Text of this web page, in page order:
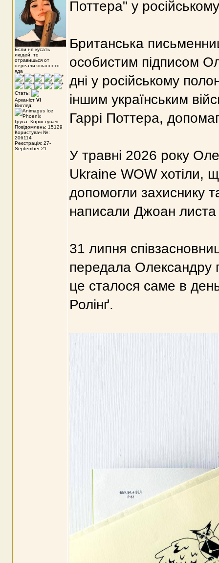
Если не кусать
людей, то
отравишься от
нереализованного
яда
Стать:
Арканіст VI
Вигляд:
Група: Користувачі
Повідомлень: 15129
Користувач №:
206114
Реєстрація: 27-
September 21
Поттера" у
Британська
особистим підписом
дні у російському
іншим українським
Гаррі Поттера,
У травні 2026 року
Ukraine WOW хотіли,
допомогли захиснику
написали Джоан листа
31 липня
передала Олександру
це сталося саме в
Ролінґ.